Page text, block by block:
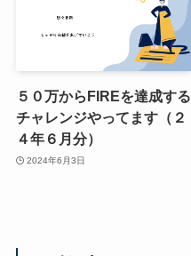
５０万からFIREを達成する
チャレンジやってます（２
４年６月分）
2024年6月3日